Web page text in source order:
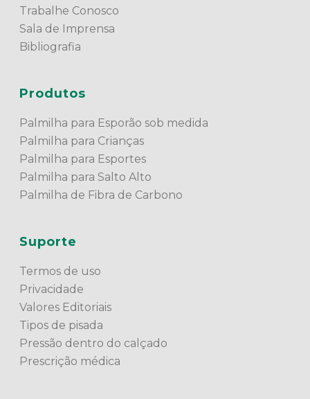
Trabalhe Conosco
Sala de Imprensa
Bibliografia
Produtos
Palmilha para Esporão sob medida
Palmilha para Crianças
Palmilha para Esportes
Palmilha para Salto Alto
Palmilha de Fibra de Carbono
Suporte
Termos de uso
Privacidade
Valores Editoriais
Tipos de pisada
Pressão dentro do calçado
Prescrição médica